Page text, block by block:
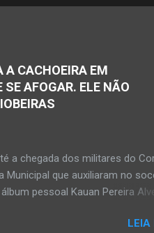
A CACHOEIRA EM
AFOGAR. ELE NÃO
a chegada dos militares do
Municipal que auxiliaram no
pessoal Kauan Pereira
e depois vir a óbito nestaLEIA